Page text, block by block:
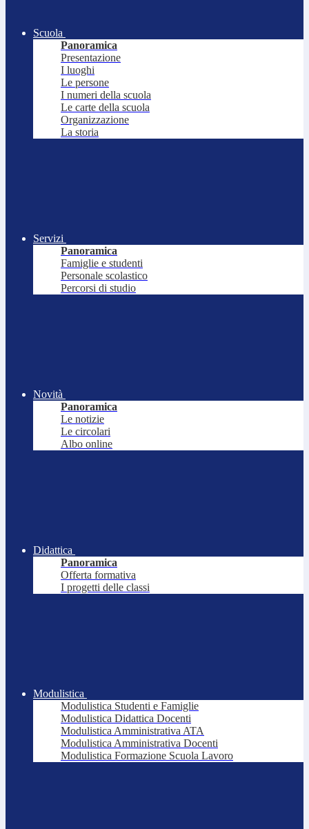
Scuola
Panoramica
Presentazione
I luoghi
Le persone
I numeri della scuola
Le carte della scuola
Organizzazione
La storia
Servizi
Panoramica
Famiglie e studenti
Personale scolastico
Percorsi di studio
Novità
Panoramica
Le notizie
Le circolari
Albo online
Didattica
Panoramica
Offerta formativa
I progetti delle classi
Modulistica
Modulistica Studenti e Famiglie
Modulistica Didattica Docenti
Modulistica Amministrativa ATA
Modulistica Amministrativa Docenti
Modulistica Formazione Scuola Lavoro